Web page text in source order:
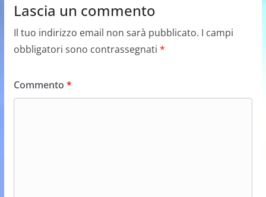
Lascia un commento
Il tuo indirizzo email non sarà pubblicato. I campi
obbligatori sono contrassegnati *
Commento *